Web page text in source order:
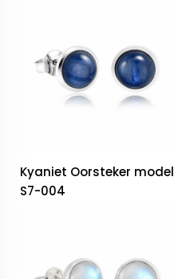
Kyaniet Oorsteker model
S7-004